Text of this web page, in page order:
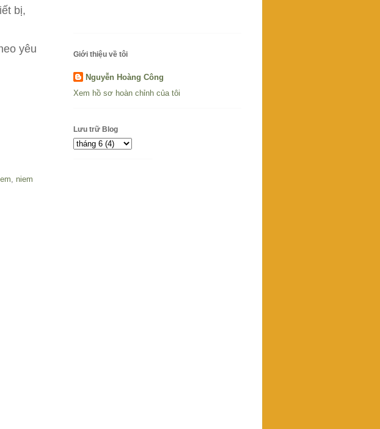
bị,
yêu
niem
Giới thiệu về tôi
Nguyễn Hoàng Công
Xem hồ sơ hoàn chỉnh của tôi
Lưu trữ Blog